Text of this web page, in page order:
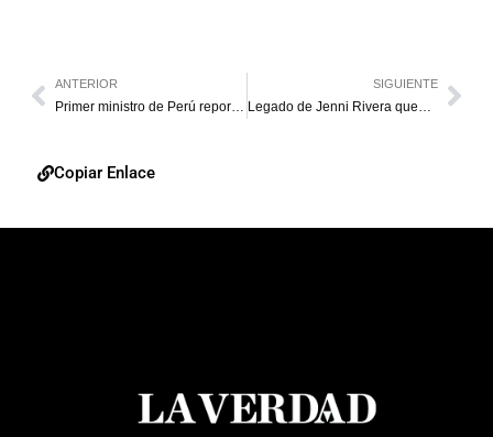
ANTERIOR
Primer ministro de Perú reporta que el sismo causó daños, pero no víctimas
SIGUIENTE
Legado de Jenni Rivera queda inmortalizado con una estrella en el Paseo de Hollywood
Copiar Enlace